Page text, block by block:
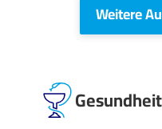
Weitere